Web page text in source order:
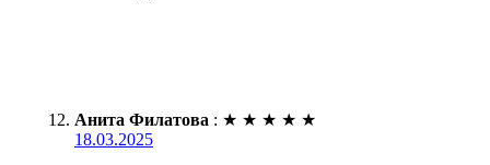
Анита Филатова : ★ ★ ★ ★ ★
18.03.2025